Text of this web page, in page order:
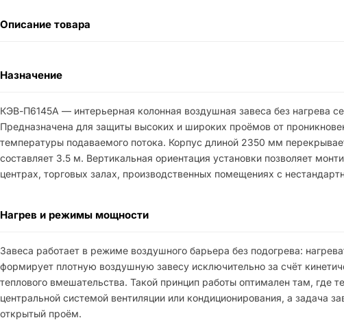
Описание товара
Назначение
КЭВ-П6145A — интерьерная колонная воздушная завеса без нагрева
Предназначена для защиты высоких и широких проёмов от
температуры подаваемого потока. Корпус длиной 2350 мм
составляет 3.5 м. Вертикальная ориентация установки позволяет
центрах, торговых залах, производственных помещениях с
Нагрев и режимы мощности
Завеса работает в режиме воздушного барьера без подогрева:
формирует плотную воздушную завесу исключительно за счёт
теплового вмешательства. Такой принцип работы оптимален там,
центральной системой вентиляции или кондиционирования, а задача
открытый проём.